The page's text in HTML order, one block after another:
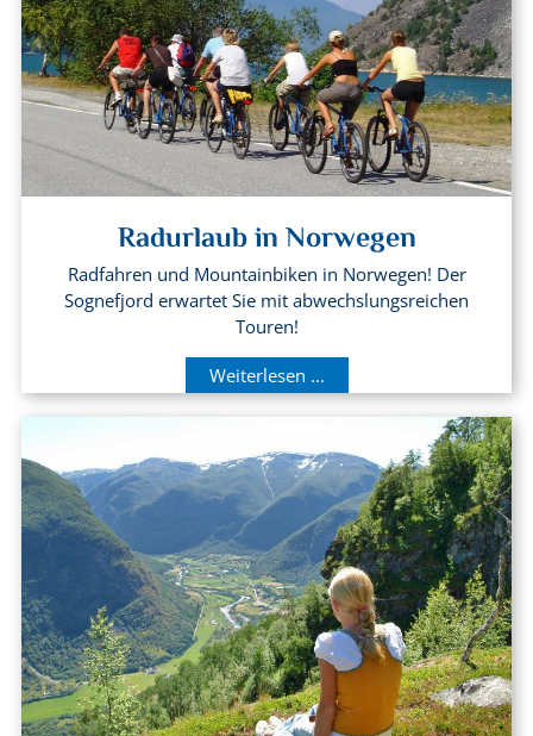
Radurlaub in Norwegen
Radfahren und Mountainbiken in Norwegen! Der
Sognefjord erwartet Sie mit abwechslungsreichen
Touren!
Weiterlesen ...